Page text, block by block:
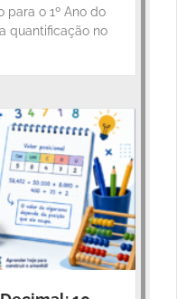
para o 1º Ano do
quantificação no